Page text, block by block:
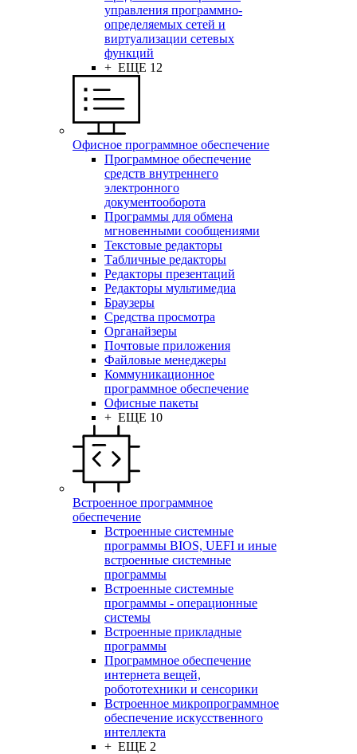
управления программно-
определяемых сетей и
виртуализации сетевых
функций
+ ЕЩЕ 12
Офисное программное обеспечение
Программное обеспечение
средств внутреннего
электронного
документооборота
Программы для обмена
мгновенными сообщениями
Текстовые редакторы
Табличные редакторы
Редакторы презентаций
Редакторы мультимедиа
Браузеры
Средства просмотра
Органайзеры
Почтовые приложения
Файловые менеджеры
Коммуникационное
программное обеспечение
Офисные пакеты
+ ЕЩЕ 10
Встроенное программное
обеспечение
Встроенные системные
программы BIOS, UEFI и иные
встроенные системные
программы
Встроенные системные
программы - операционные
системы
Встроенные прикладные
программы
Программное обеспечение
интернета вещей,
робототехники и сенсорики
Встроенное микропрограммное
обеспечение искусственного
интеллекта
+ ЕЩЕ 2